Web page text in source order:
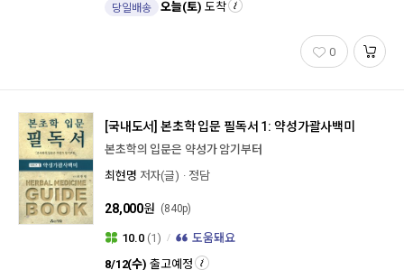
당일배송 오늘(토) 도착
0
[국내도서] 본초학 입문 필독서 1: 약성가괄사백미
본초학의 입문은 약성가 암기부터
최현명 저자(글) 정담
28,000원 (840p)
10.0 (1)
도움돼요
8/12(수) 출고예정